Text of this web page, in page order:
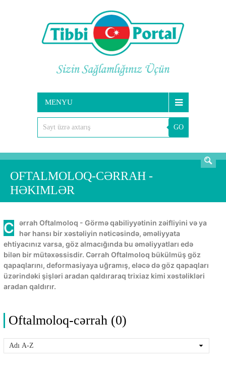
MENYU
GO
AXTARIŞ
OFTALMOLOQ-CƏRRAH -
HƏKIMLƏR
Cərrah Oftalmoloq - Görmə qabiliyyətinin zəifliyini və ya
hər hansı bir xəstəliyin nəticəsində, əməliyyata
ehtiyacınız varsa, göz almacığında bu əməliyyatları edə
bilən bir mütəxəssisdir. Cərrah Oftalmoloq bükülmüş göz
qapaqlarını, deformasiyaya uğramış, eləcə də göz qapaqları
üzərindəki şişləri aradan qaldıraraq trixiaz kimi xəstəlikləri
aradan qaldırır.
Oftalmoloq-cərrah (0)